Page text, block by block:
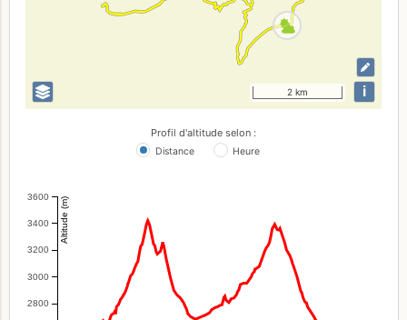
2 km i
Profil d'altitude selon :
Distance Heure
2800
3000
3200
3400
3600 Altitude (m)